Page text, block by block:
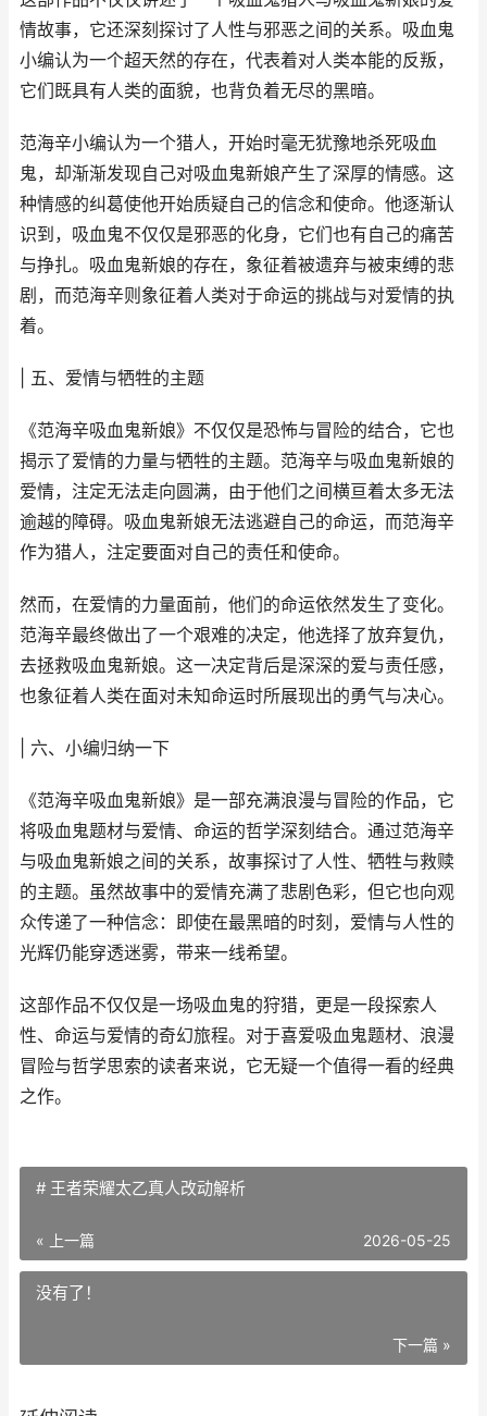
情故事，它还深刻探讨了人性与邪恶之间的关系。吸血鬼
小编认为一个超天然的存在，代表着对人类本能的反叛，
它们既具有人类的面貌，也背负着无尽的黑暗。
范海辛小编认为一个猎人，开始时毫无犹豫地杀死吸血
鬼，却渐渐发现自己对吸血鬼新娘产生了深厚的情感。这
种情感的纠葛使他开始质疑自己的信念和使命。他逐渐认
识到，吸血鬼不仅仅是邪恶的化身，它们也有自己的痛苦
与挣扎。吸血鬼新娘的存在，象征着被遗弃与被束缚的悲
剧，而范海辛则象征着人类对于命运的挑战与对爱情的执
着。
| 五、爱情与牺牲的主题
《范海辛吸血鬼新娘》不仅仅是恐怖与冒险的结合，它也
揭示了爱情的力量与牺牲的主题。范海辛与吸血鬼新娘的
爱情，注定无法走向圆满，由于他们之间横亘着太多无法
逾越的障碍。吸血鬼新娘无法逃避自己的命运，而范海辛
作为猎人，注定要面对自己的责任和使命。
然而，在爱情的力量面前，他们的命运依然发生了变化。
范海辛最终做出了一个艰难的决定，他选择了放弃复仇，
去拯救吸血鬼新娘。这一决定背后是深深的爱与责任感，
也象征着人类在面对未知命运时所展现出的勇气与决心。
| 六、小编归纳一下
《范海辛吸血鬼新娘》是一部充满浪漫与冒险的作品，它
将吸血鬼题材与爱情、命运的哲学深刻结合。通过范海辛
与吸血鬼新娘之间的关系，故事探讨了人性、牺牲与救赎
的主题。虽然故事中的爱情充满了悲剧色彩，但它也向观
众传递了一种信念：即使在最黑暗的时刻，爱情与人性的
光辉仍能穿透迷雾，带来一线希望。
这部作品不仅仅是一场吸血鬼的狩猎，更是一段探索人
性、命运与爱情的奇幻旅程。对于喜爱吸血鬼题材、浪漫
冒险与哲学思索的读者来说，它无疑一个值得一看的经典
之作。
# 王者荣耀太乙真人改动解析
« 上一篇 2026-05-25
没有了！
下一篇 »